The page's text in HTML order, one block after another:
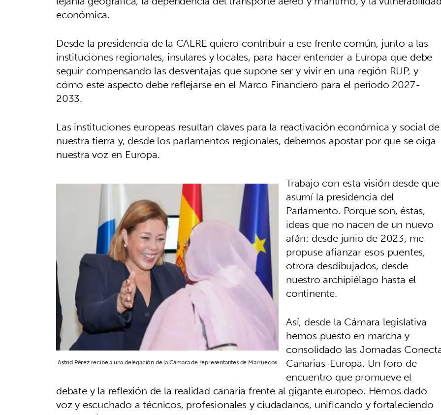
económica.
Desde la presidencia de la CALRE quiero contribuir a ese frente común, junto a las
instituciones regionales, insulares y locales, para hacer entender a Europa que debe
seguir compensando las desventajas que supone ser y vivir en una región RUP, y
cómo este aspecto debe reflejarse en el Marco Financiero para el periodo 2027-
2033.
Las instituciones europeas resultan claves para la reactivación económica y social de
nuestra tierra y, desde los parlamentos regionales, debemos apostar por que se oiga
nuestra voz en Europa.
Astrid Pérez recibe a una delegación de la Cámara de representantes de Marruecos.
Trabajo con esta visión desde que
asumí la presidencia del
Parlamento. Porque son, éstas,
ideas que no nacen de un nuevo
afán: desde junio de 2023, me
propuse afianzar esos puentes,
otrora desdibujados, desde
nuestro archipiélago hasta el
continente.
Así, desde la Cámara legislativa
hemos puesto en marcha y
consolidado las Jornadas
Canarias-Europa. Un foro de
encuentro que promueve el
debate y la reflexión de la realidad canaria frente al gigante europeo. Hemos dado
voz y escuchado a técnicos, profesionales y ciudadanos, unificando y fortaleciendo